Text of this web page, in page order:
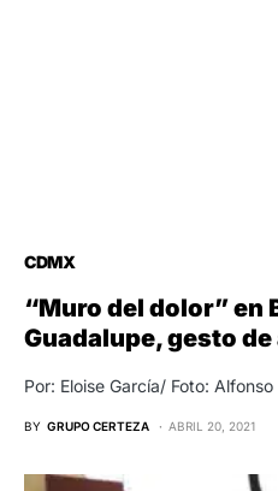
CDMX
“Muro del dolor” en
Guadalupe, gesto
Por: Eloise García/ Foto:
BY GRUPO CERTEZA ABRIL 20, 2021